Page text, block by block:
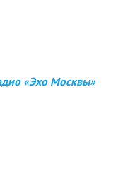
«Эхо Москвы»